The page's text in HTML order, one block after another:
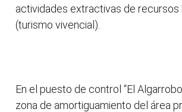
actividades extractivas de recursos
(turismo vivencial).
En el puesto de control “El
zona de amortiguamiento del área